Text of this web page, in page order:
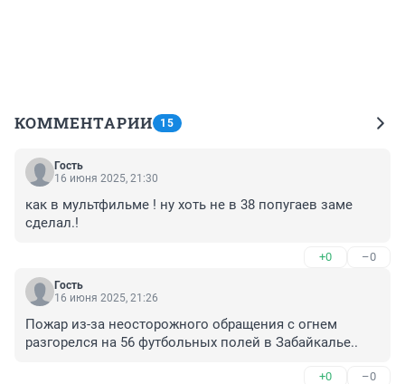
КОММЕНТАРИИ 15
Гость
16 июня 2025, 21:30
как в мультфильме ! ну хоть не в 38 попугаев заме
сделал.!
+0 –0
Гость
16 июня 2025, 21:26
Пожар из-за неосторожного обращения с огнем
разгорелся на 56 футбольных полей в Забайкалье..
+0 –0